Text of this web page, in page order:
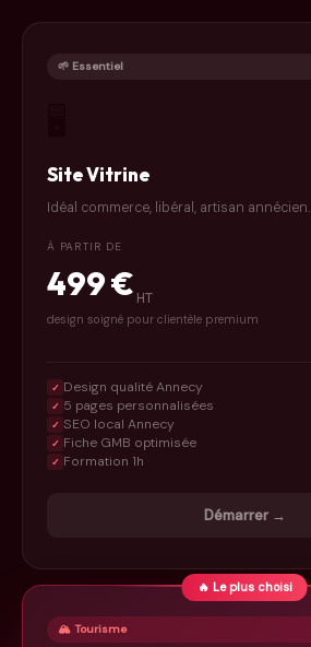
🌱 Essentiel
Site Vitrine
Idéal commerce, libéral, artisan annécien.
À PARTIR DE
499 € HT
design soigné pour clientèle premium
✓ Design qualité Annecy
✓ 5 pages personnalisées
✓ SEO local Annecy
✓ Fiche GMB optimisée
✓ Formation 1h
Démarrer →
🔥 Le plus choisi
🏔️ Tourisme